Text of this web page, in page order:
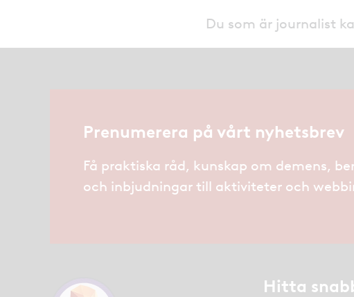
Du som är journalist
Prenumerera på vårt nyhetsbrev
Få praktiska råd, kunskap om demens,
och inbjudningar till aktiviteter och
Hitta